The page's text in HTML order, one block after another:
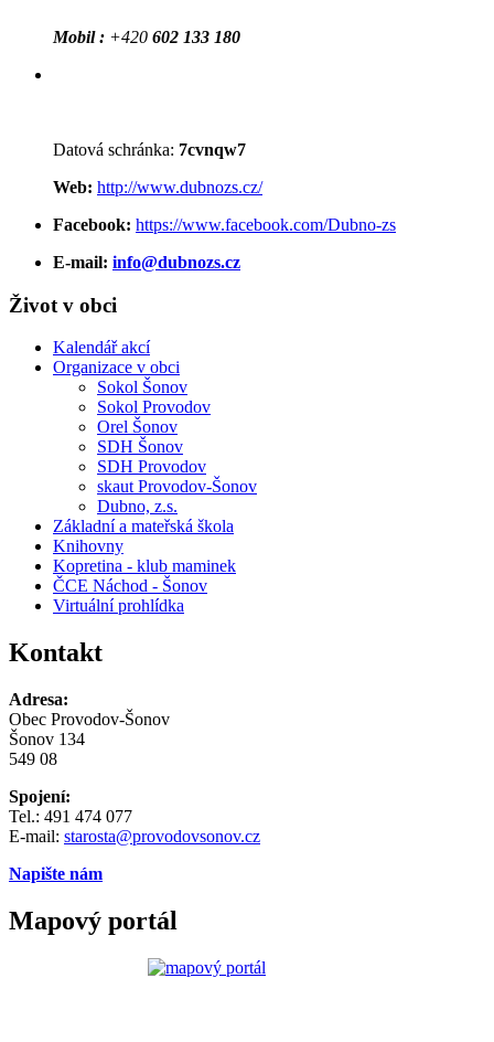
Mobil : +420 602 133 180
Datová schránka: 7cvnqw7
Web: http://www.dubnozs.cz/
Facebook: https://www.facebook.com/Dubno-zs
E-mail: info@dubnozs.cz
Život v obci
Kalendář akcí
Organizace v obci
Sokol Šonov
Sokol Provodov
Orel Šonov
SDH Šonov
SDH Provodov
skaut Provodov-Šonov
Dubno, z.s.
Základní a mateřská škola
Knihovny
Kopretina - klub maminek
ČCE Náchod - Šonov
Virtuální prohlídka
Kontakt
Adresa:
Obec Provodov-Šonov
Šonov 134
549 08
Spojení:
Tel.: 491 474 077
E-mail: starosta@provodovsonov.cz
Napište nám
Mapový portál